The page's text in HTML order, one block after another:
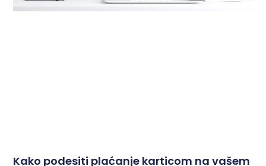
Kako podesiti plaćanje karticom na vašem